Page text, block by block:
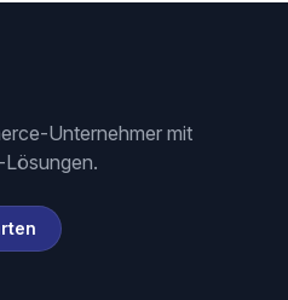
Unternehmer mit